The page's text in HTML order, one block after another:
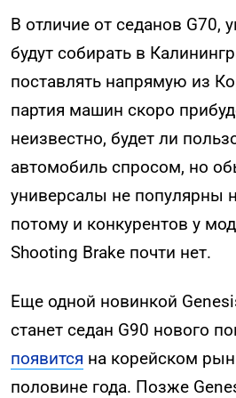
В отличие от седанов G70,
будут собирать в
поставлять напрямую из
партия машин скоро
неизвестно, будет ли
автомобиль спросом, но
универсалы не популярны
потому и конкурентов у
Shooting Brake почти нет.
Еще одной новинкой
станет седан G90 нового
появится на корейском
половине года. Позже